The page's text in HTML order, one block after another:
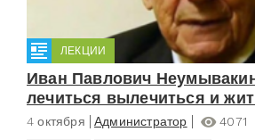
ЛЕКЦИИ
Иван Павлович
лечиться вылечиться и
4 октября Администратор
4071